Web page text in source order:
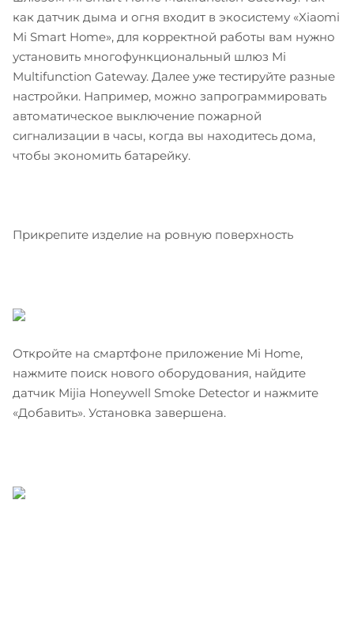
как датчик дыма и огня входит в экосистему «Xiaomi
Mi Smart Home», для корректной работы вам нужно
установить многофункциональный шлюз Mi
Multifunction Gateway. Далее уже тестируйте разные
настройки. Например, можно запрограммировать
автоматическое выключение пожарной
сигнализации в часы, когда вы находитесь дома,
чтобы экономить батарейку.
Прикрепите изделие на ровную поверхность
Откройте на смартфоне приложение Mi Home,
нажмите поиск нового оборудования, найдите
датчик Mijia Honeywell Smoke Detector и нажмите
«Добавить». Установка завершена.